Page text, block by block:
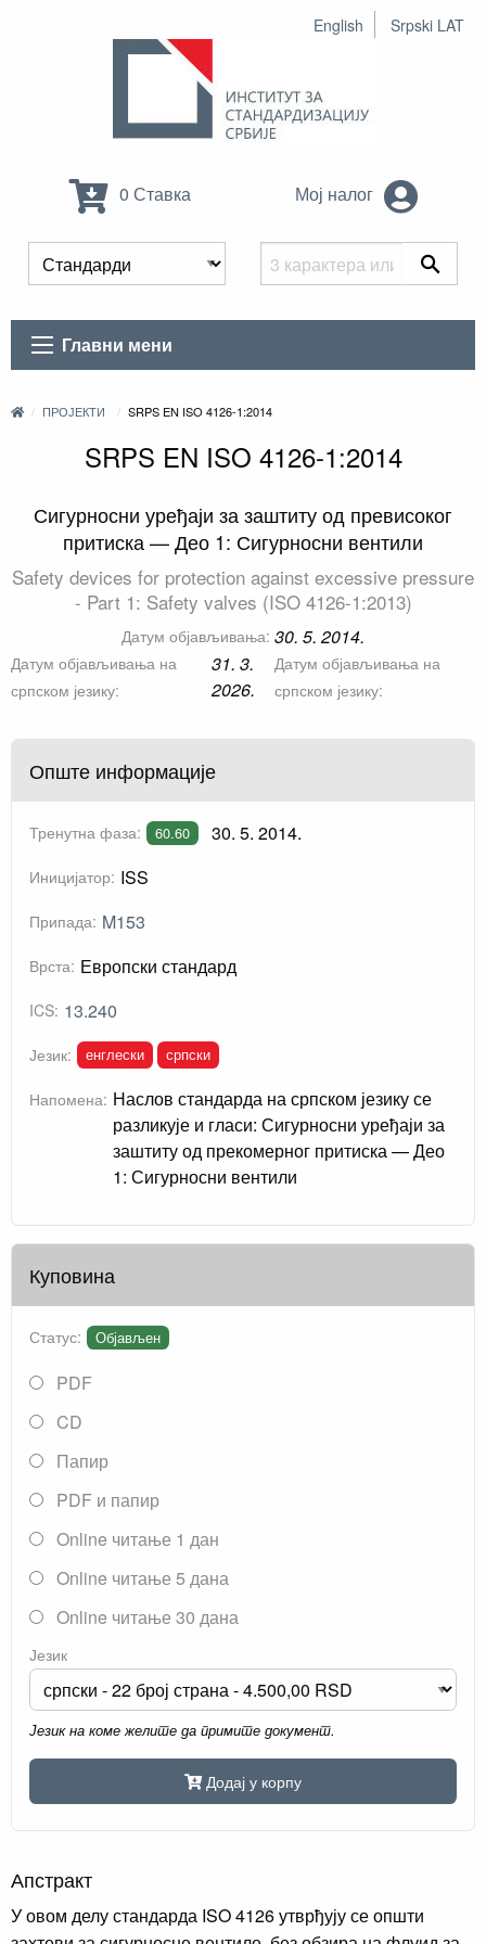
English Srpski LAT
0 Ставка Мој налог
Главни мени
ПРОЈЕКТИ SRPS EN ISO 4126-1:2014
SRPS EN ISO 4126-1:2014
Сигурносни уређаји за заштиту од превисоког
притиска — Део 1: Сигурносни вентили
Safety devices for protection against excessive pressure
- Part 1: Safety valves (ISO 4126-1:2013)
Датум објављивања: 30. 5. 2014.
Датум објављивања на
српском језику:
31. 3.
2026.
Датум објављивања на
српском језику:
Опште информације
Тренутна фаза: 60.60 30. 5. 2014.
Иницијатор: ISS
Припада: M153
Врста: Европски стандард
ICS: 13.240
Језик: енглески српски
Напомена: Наслов стандарда на српском језику се
разликује и гласи: Сигурносни уређаји за
заштиту од прекомерног притиска — Део
1: Сигурносни вентили
Куповина
Статус: Објављен
PDF
CD
Папир
PDF и папир
Online читање 1 дан
Online читање 5 дана
Online читање 30 дана
Језик
Језик на коме желите да примите документ.
Додај у корпу
Апстракт
У овом делу стандарда ISO 4126 утврђују се општи